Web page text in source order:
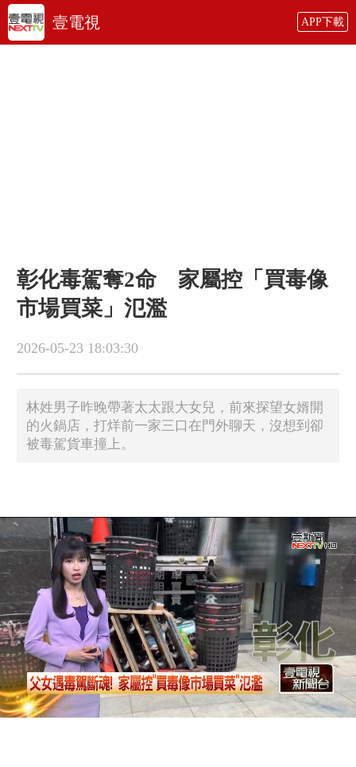
壹電視 APP下載
彰化毒駕奪2命 家屬控「買毒像
市場買菜」氾濫
2026-05-23 18:03:30
林姓男子昨晚帶著太太跟大女兒，前來探望女婿開
的火鍋店，打烊前一家三口在門外聊天，沒想到卻
被毒駕貨車撞上。